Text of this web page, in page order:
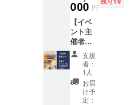
×1 をプ
ト！ (雪
まつり
や一部
アー
ティス
トのラ
イブな
どの特
別日は
しない
方はご
連絡く
ださい
・御校
に1冊本
が届
く！ ・
1コマ出
張授業
を担当
000 円
【イベ
ント主
催者向
け】 ・
CAMPF
IREのプ
ロジェ
クト
ページ
支援
者：
1人
お届
け予
定：